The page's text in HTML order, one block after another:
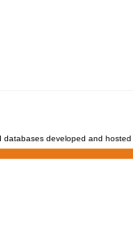
databases developed and